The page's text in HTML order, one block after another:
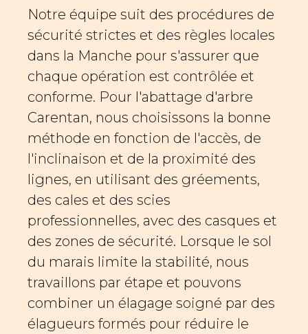
Notre équipe suit des procédures de
sécurité strictes et des règles locales
dans la Manche pour s'assurer que
chaque opération est contrôlée et
conforme. Pour l'abattage d'arbre
Carentan, nous choisissons la bonne
méthode en fonction de l'accès, de
l'inclinaison et de la proximité des
lignes, en utilisant des gréements,
des cales et des scies
professionnelles, avec des casques et
des zones de sécurité. Lorsque le sol
du marais limite la stabilité, nous
travaillons par étape et pouvons
combiner un élagage soigné par des
élagueurs formés pour réduire le